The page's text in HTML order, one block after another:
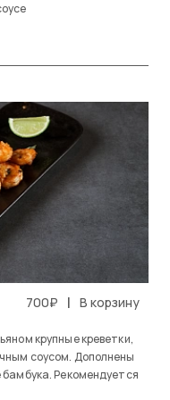
700₽ | В корзину
крупные креветки,
соусом. Дополнены
Рекомендуется